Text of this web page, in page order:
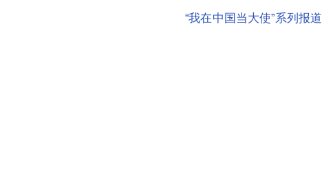
“我在中国当大使”系列报道